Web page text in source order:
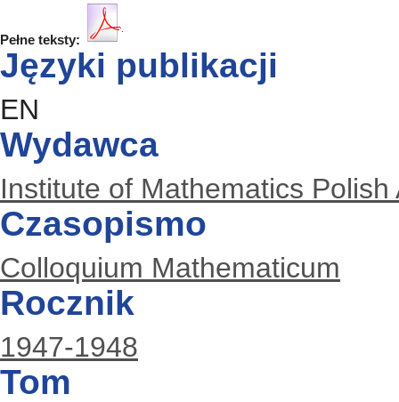
Pełne teksty:
Języki publikacji
EN
Wydawca
Institute of Mathematics
Czasopismo
Colloquium Mathematicum
Rocznik
1947-1948
Tom